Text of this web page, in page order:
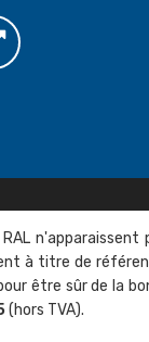
à titre de
être sûr de la
(hors TVA).